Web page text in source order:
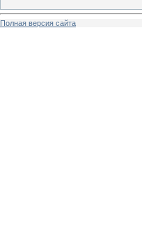
Полная версия сайта